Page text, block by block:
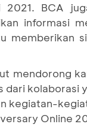
BCA
informasi
mendorong
kolaborasi
kegiatan-
Online